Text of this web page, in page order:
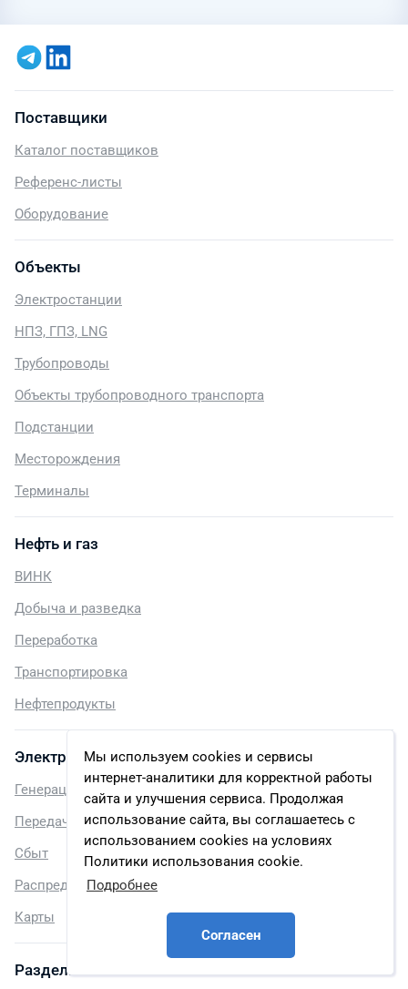
Мы используем cookies и сервисы
интернет-аналитики для корректной работы
сайта и улучшения сервиса. Продолжая
использование сайта, вы соглашаетесь с
использованием cookies на условиях
Политики использования cookie.
Подробнее
Согласен
Поставщики
Каталог поставщиков
Референс-листы
Оборудование
Объекты
Электростанции
НПЗ, ГПЗ, LNG
Трубопроводы
Объекты трубопроводного транспорта
Подстанции
Месторождения
Терминалы
Нефть и газ
ВИНК
Добыча и разведка
Переработка
Транспортировка
Нефтепродукты
Электроэнергетика
Генерация
Передача и распределение
Сбыт
Распределенная генерация
Карты
Разделы